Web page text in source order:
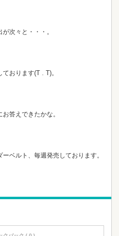
次々と・・・。
おります(T . T)。
答えできたかな。
ベルト、毎週発売しております。